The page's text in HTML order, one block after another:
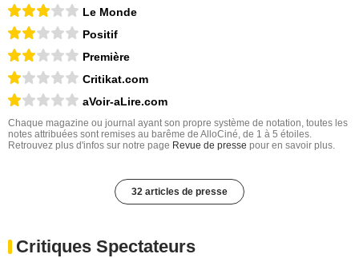
Le Monde
Positif
Première
Critikat.com
aVoir-aLire.com
Chaque magazine ou journal ayant son propre système de notation, toutes les
notes attribuées sont remises au barême de AlloCiné, de 1 à 5 étoiles.
Retrouvez plus d'infos sur notre page Revue de presse pour en savoir plus.
32 articles de presse
Critiques Spectateurs